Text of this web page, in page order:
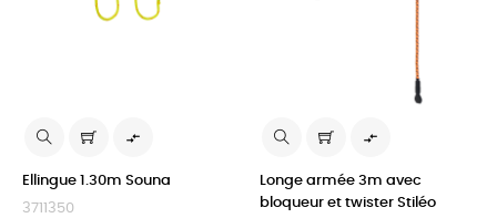

Ellingue 1.30m Souna
3711350

Longe armée 3m avec
bloqueur et twister Stiléo